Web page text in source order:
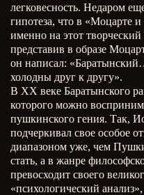
легковесность. Недаром
гипотеза, что в «Моцарте
именно на этот творческий
представив в образе
он написал:
холодны друг к другу».
В ХХ веке Баратынского
которого можно
пушкинского гения. Так,
подчеркивал свое особое
диапазоном уже, чем
стать, а в жанре
превосходит своего
«психологический